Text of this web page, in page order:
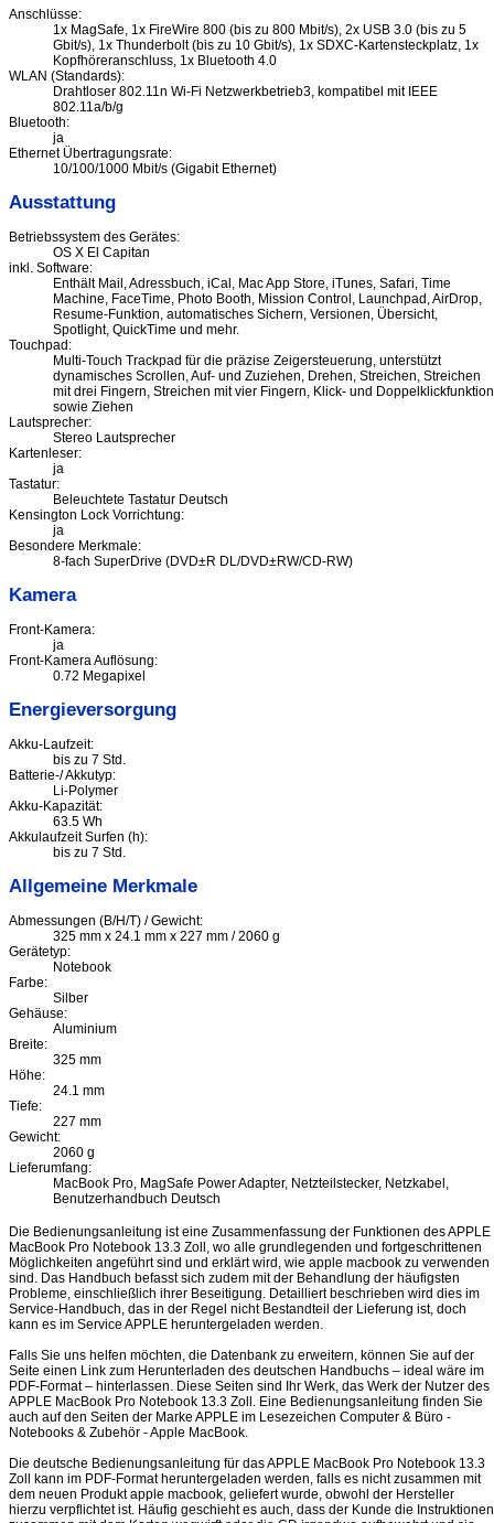
Anschlüsse:
1x MagSafe, 1x FireWire 800 (bis zu 800 Mbit/s), 2x USB 3.0 (bis zu 5
Gbit/s), 1x Thunderbolt (bis zu 10 Gbit/s), 1x SDXC-Kartensteckplatz, 1x
Kopfhöreranschluss, 1x Bluetooth 4.0
WLAN (Standards):
Drahtloser 802.11n Wi-Fi Netzwerkbetrieb3, kompatibel mit IEEE
802.11a/b/g
Bluetooth:
ja
Ethernet Übertragungsrate:
10/100/1000 Mbit/s (Gigabit Ethernet)
Ausstattung
Betriebssystem des Gerätes:
OS X El Capitan
inkl. Software:
Enthält Mail, Adressbuch, iCal, Mac App Store, iTunes, Safari, Time
Machine, FaceTime, Photo Booth, Mission Control, Launchpad, AirDrop,
Resume-Funktion, automatisches Sichern, Versionen, Übersicht,
Spotlight, QuickTime und mehr.
Touchpad:
Multi-Touch Trackpad für die präzise Zeigersteuerung, unterstützt
dynamisches Scrollen, Auf- und Zuziehen, Drehen, Streichen, Streichen
mit drei Fingern, Streichen mit vier Fingern, Klick- und Doppelklickfunktion
sowie Ziehen
Lautsprecher:
Stereo Lautsprecher
Kartenleser:
ja
Tastatur:
Beleuchtete Tastatur Deutsch
Kensington Lock Vorrichtung:
ja
Besondere Merkmale:
8-fach SuperDrive (DVD±R DL/DVD±RW/CD-RW)
Kamera
Front-Kamera:
ja
Front-Kamera Auflösung:
0.72 Megapixel
Energieversorgung
Akku-Laufzeit:
bis zu 7 Std.
Batterie-/ Akkutyp:
Li-Polymer
Akku-Kapazität:
63.5 Wh
Akkulaufzeit Surfen (h):
bis zu 7 Std.
Allgemeine Merkmale
Abmessungen (B/H/T) / Gewicht:
325 mm x 24.1 mm x 227 mm / 2060 g
Gerätetyp:
Notebook
Farbe:
Silber
Gehäuse:
Aluminium
Breite:
325 mm
Höhe:
24.1 mm
Tiefe:
227 mm
Gewicht:
2060 g
Lieferumfang:
MacBook Pro, MagSafe Power Adapter, Netzteilstecker, Netzkabel,
Benutzerhandbuch Deutsch
Die Bedienungsanleitung ist eine Zusammenfassung der Funktionen des APPLE
MacBook Pro Notebook 13.3 Zoll, wo alle grundlegenden und fortgeschrittenen
Möglichkeiten angeführt sind und erklärt wird, wie apple macbook zu verwenden
sind. Das Handbuch befasst sich zudem mit der Behandlung der häufigsten
Probleme, einschließlich ihrer Beseitigung. Detailliert beschrieben wird dies im
Service-Handbuch, das in der Regel nicht Bestandteil der Lieferung ist, doch
kann es im Service APPLE heruntergeladen werden.
Falls Sie uns helfen möchten, die Datenbank zu erweitern, können Sie auf der
Seite einen Link zum Herunterladen des deutschen Handbuchs – ideal wäre im
PDF-Format – hinterlassen. Diese Seiten sind Ihr Werk, das Werk der Nutzer des
APPLE MacBook Pro Notebook 13.3 Zoll. Eine Bedienungsanleitung finden Sie
auch auf den Seiten der Marke APPLE im Lesezeichen Computer & Büro -
Notebooks & Zubehör - Apple MacBook.
Die deutsche Bedienungsanleitung für das APPLE MacBook Pro Notebook 13.3
Zoll kann im PDF-Format heruntergeladen werden, falls es nicht zusammen mit
dem neuen Produkt apple macbook, geliefert wurde, obwohl der Hersteller
hierzu verpflichtet ist. Häufig geschieht es auch, dass der Kunde die Instruktionen